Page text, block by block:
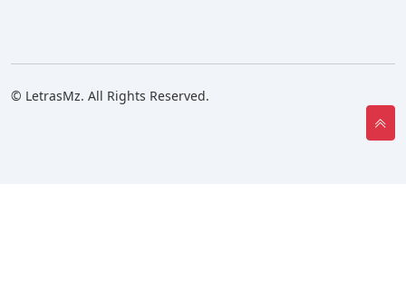
© LetrasMz. All Rights Reserved.